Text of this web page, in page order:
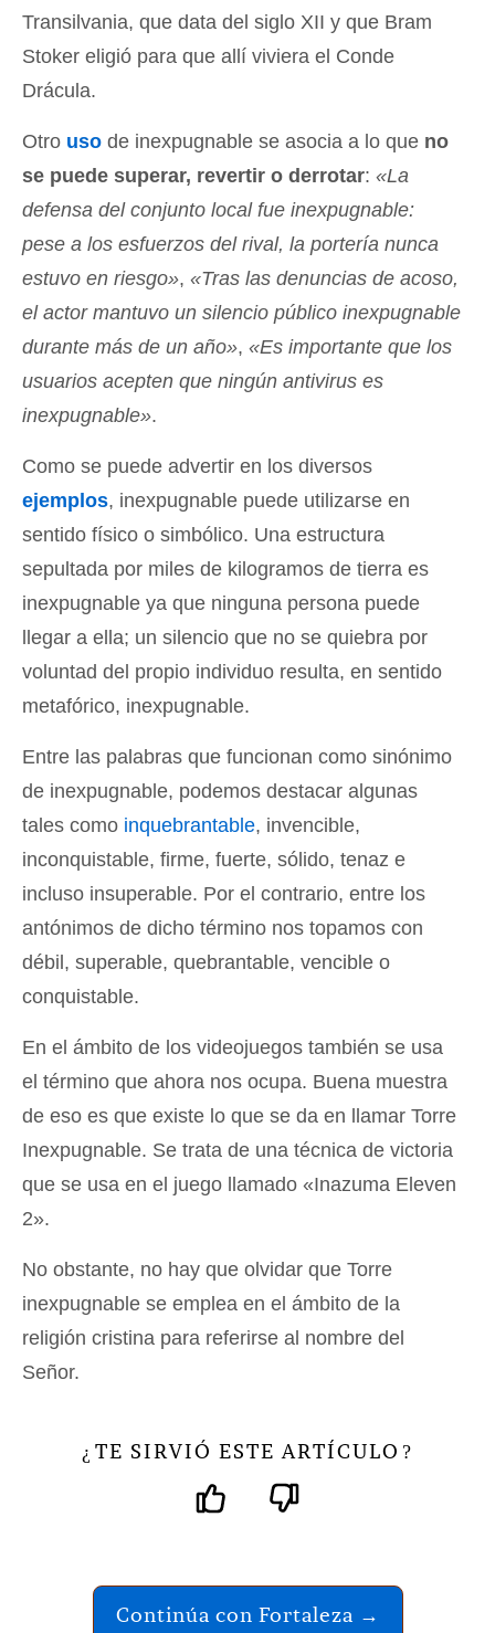
Transilvania, que data del siglo XII y que Bram
Stoker eligió para que allí viviera el Conde
Drácula.
Otro uso de inexpugnable se asocia a lo que no
se puede superar, revertir o derrotar: «La
defensa del conjunto local fue inexpugnable:
pese a los esfuerzos del rival, la portería nunca
estuvo en riesgo», «Tras las denuncias de acoso,
el actor mantuvo un silencio público inexpugnable
durante más de un año», «Es importante que los
usuarios acepten que ningún antivirus es
inexpugnable».
Como se puede advertir en los diversos
ejemplos, inexpugnable puede utilizarse en
sentido físico o simbólico. Una estructura
sepultada por miles de kilogramos de tierra es
inexpugnable ya que ninguna persona puede
llegar a ella; un silencio que no se quiebra por
voluntad del propio individuo resulta, en sentido
metafórico, inexpugnable.
Entre las palabras que funcionan como sinónimo
de inexpugnable, podemos destacar algunas
tales como inquebrantable, invencible,
inconquistable, firme, fuerte, sólido, tenaz e
incluso insuperable. Por el contrario, entre los
antónimos de dicho término nos topamos con
débil, superable, quebrantable, vencible o
conquistable.
En el ámbito de los videojuegos también se usa
el término que ahora nos ocupa. Buena muestra
de eso es que existe lo que se da en llamar Torre
Inexpugnable. Se trata de una técnica de victoria
que se usa en el juego llamado «Inazuma Eleven
2».
No obstante, no hay que olvidar que Torre
inexpugnable se emplea en el ámbito de la
religión cristina para referirse al nombre del
Señor.
¿ TE SIRVIÓ ESTE ARTÍCULO ?
Continúa con Fortaleza →